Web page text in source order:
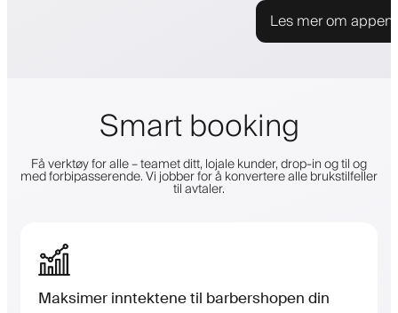
Les mer om appen
Smart booking
Få verktøy for alle – teamet ditt, lojale kunder, drop-in og til og
med forbipasserende. Vi jobber for å konvertere alle brukstilfeller
til avtaler.
Maksimer inntektene til barbershopen din